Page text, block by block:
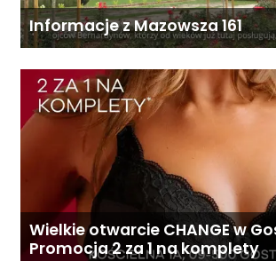
Informacje z Mazowsza 161
Wielkie otwarcie CHANGE w
Promocja 2 za 1 na komplety